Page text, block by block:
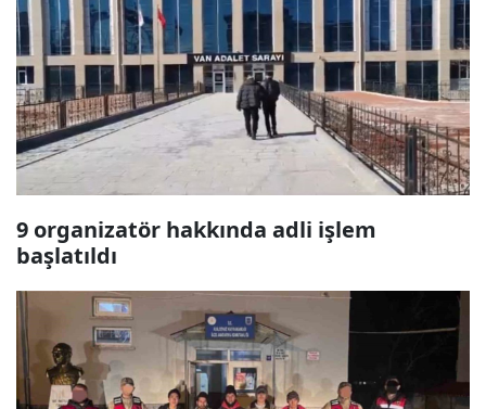
9 organizatör hakkında adli işlem
başlatıldı